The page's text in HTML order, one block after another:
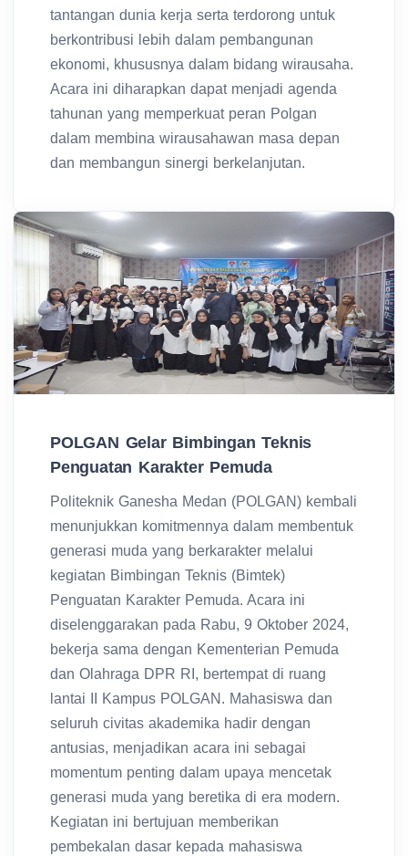
tantangan dunia kerja serta terdorong untuk
berkontribusi lebih dalam pembangunan
ekonomi, khususnya dalam bidang wirausaha.
Acara ini diharapkan dapat menjadi agenda
tahunan yang memperkuat peran Polgan
dalam membina wirausahawan masa depan
dan membangun sinergi berkelanjutan.
POLGAN Gelar Bimbingan Teknis
Penguatan Karakter Pemuda
Politeknik Ganesha Medan (POLGAN) kembali
menunjukkan komitmennya dalam membentuk
generasi muda yang berkarakter melalui
kegiatan Bimbingan Teknis (Bimtek)
Penguatan Karakter Pemuda. Acara ini
diselenggarakan pada Rabu, 9 Oktober 2024,
bekerja sama dengan Kementerian Pemuda
dan Olahraga DPR RI, bertempat di ruang
lantai II Kampus POLGAN. Mahasiswa dan
seluruh civitas akademika hadir dengan
antusias, menjadikan acara ini sebagai
momentum penting dalam upaya mencetak
generasi muda yang beretika di era modern.
Kegiatan ini bertujuan memberikan
pembekalan dasar kepada mahasiswa